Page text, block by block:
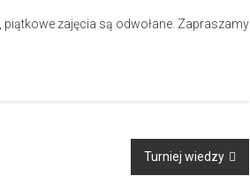
piątkowe zajęcia są odwołane. Zapraszamy
Turniej wiedzy